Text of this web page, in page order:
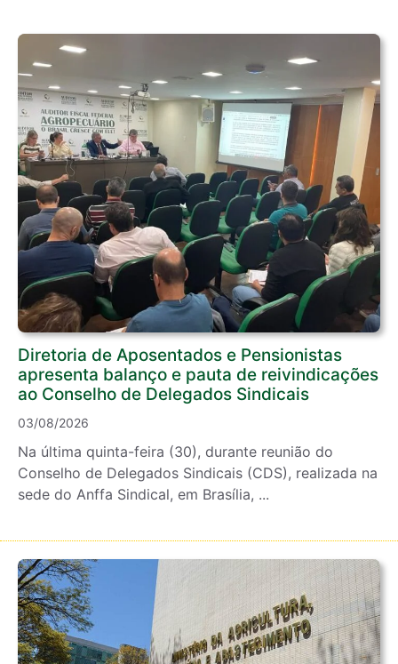
Diretoria de Aposentados e Pensionistas
apresenta balanço e pauta de reivindicações
ao Conselho de Delegados Sindicais
03/08/2026
Na última quinta-feira (30), durante reunião do
Conselho de Delegados Sindicais (CDS), realizada na
sede do Anffa Sindical, em Brasília, ...